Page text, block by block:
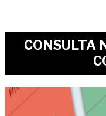
CONSULTA